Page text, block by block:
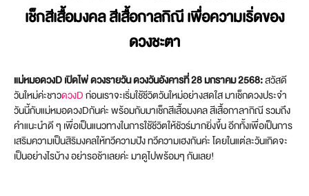
เช็กสีเสื้อมงคล สีเสื้อกาลกิณี เพื่อความเริ่ดของ
ดวงชะตา
แม่หมอดวงD เปิดไพ่ ดวงรายวัน ดวงวันอังคารที่ 28 มกราคม 2568:สวัสดี
วันใหม่ค่ะชาวดวงDก่อนเราจะเริ่มใช้ชีวิตวันใหม่อย่างสดใส มาเช็กดวงประจำ
วันนี้กับแม่หมอดวงDกันค่ะ พร้อมกับมาเช็กสีเสื้อมงคล สีเสื้อกาลากิณี รวมถึง
คำแนะนำดี ๆ เพื่อเป็นแนวทางในการใช้ชีวิตให้ชัวร์มากยิ่งขึ้น อีกทั้งเพื่อเป็นการ
เสริมความเป็นสิริมงคลให้ทวีความปัง ทวีความเฮงกันค่ะ โดยในแต่ละวันเกิดจะ
เป็นอย่างไรบ้าง อย่ารอช้าเลยค่ะ มาดูไปพร้อมๆ กันเลย!